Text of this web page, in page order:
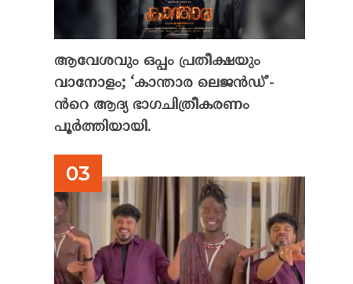
ആവേശവും ഒപ്പം പ്രതീക്ഷയും
വാനോളം; ‘കാന്താര ലെജൻഡ്’-
ൻറെ ആദ്യ ഭാഗചിത്രീകരണം
പൂർത്തിയായി.